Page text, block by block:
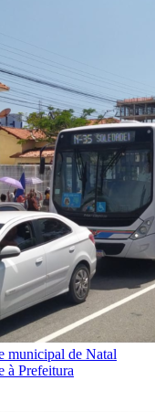
municipal de Natal
à Prefeitura